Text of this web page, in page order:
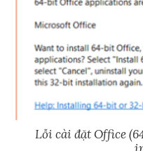
Lỗi cài đặt Office